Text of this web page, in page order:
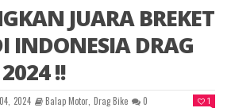
JUARA BREKET
INDONESIA DRAG
!!
2024 Balap Motor, Drag Bike 0 1